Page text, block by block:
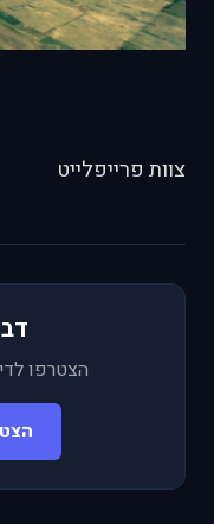
צוות פרייפלייט
הצטרפו